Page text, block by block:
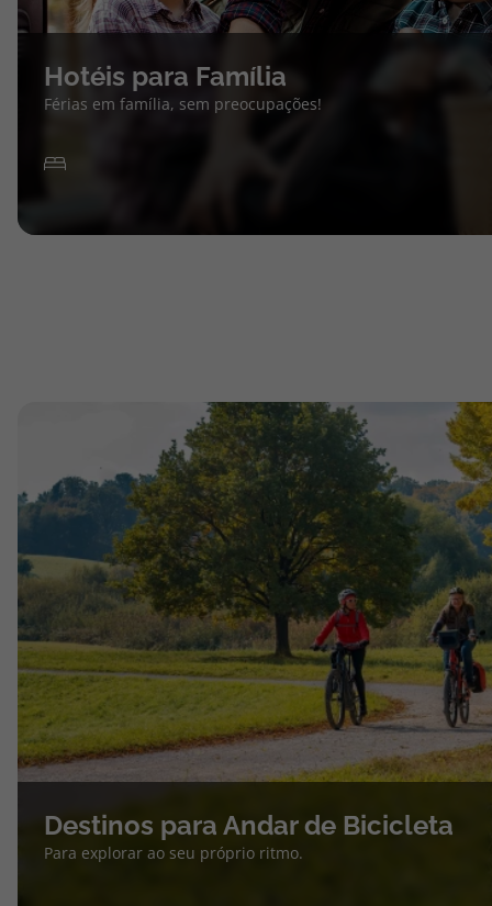
Hotéis para Família
Férias em família, sem preocupações!
Destinos para Andar de Bicicleta
Para explorar ao seu próprio ritmo.